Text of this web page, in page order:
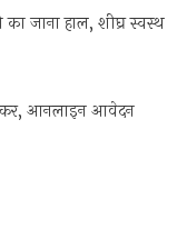
का जाना हाल, शीघ्र स्वस्थ
आनलाइन आवेदन